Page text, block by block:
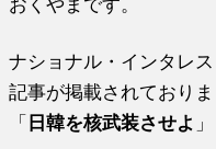
おくやまです。
ナショナル・インタレ
記事が掲載されており
「 日韓を核武装させよ